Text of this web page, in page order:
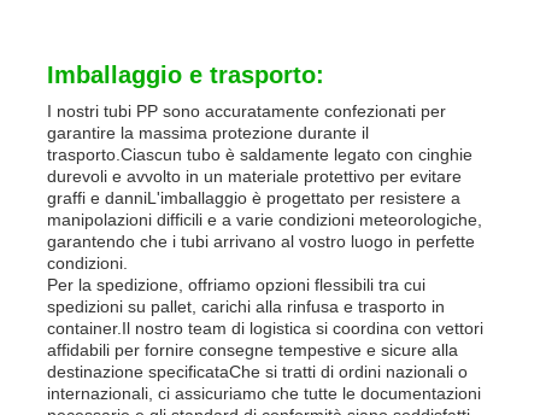
Imballaggio e trasporto:
I nostri tubi PP sono accuratamente confezionati per
garantire la massima protezione durante il
trasporto.Ciascun tubo è saldamente legato con cinghie
durevoli e avvolto in un materiale protettivo per evitare
graffi e danniL'imballaggio è progettato per resistere a
manipolazioni difficili e a varie condizioni meteorologiche,
garantendo che i tubi arrivano al vostro luogo in perfette
condizioni.
Per la spedizione, offriamo opzioni flessibili tra cui
spedizioni su pallet, carichi alla rinfusa e trasporto in
container.Il nostro team di logistica si coordina con vettori
affidabili per fornire consegne tempestive e sicure alla
destinazione specificataChe si tratti di ordini nazionali o
internazionali, ci assicuriamo che tutte le documentazioni